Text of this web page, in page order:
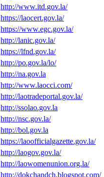
http://www.itd.gov.la/
https://laocert.gov.la/
https://www.egc.gov.la/
http://lanic.gov.la/
https://lfnd.gov.la/
http://po.gov.la/lo/
http://na.gov.la
http://www.laocci.com/
http://laotradeportal.gov.la/
http://ssolao.gov.la
http://nsc.gov.la/
http://bol.gov.la
https://laoofficialgazette.gov.la/
http://laogov.gov.la/
http://laowomenunion.org.la/
http://dokchandch.blogspot.com/